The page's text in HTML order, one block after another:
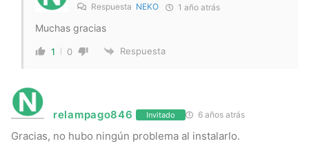
Respuesta NEKO 1 año atrás
Muchas gracias
1 0 Respuesta
relampago846 Invitado 6 años atrás
Gracias, no hubo ningún problema al instalarlo.